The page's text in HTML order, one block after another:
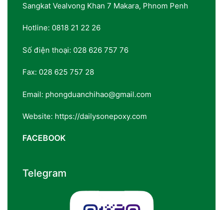
Sangkat Vealvong Khan 7 Makara, Phnom Penh
Hotline: 0818 21 22 26
Số điện thoại: 028 626 757 76
Fax: 028 625 757 28
Email: phongduanchihao@gmail.com
Website: https://dailysonepoxy.com
FACEBOOK
Telegram